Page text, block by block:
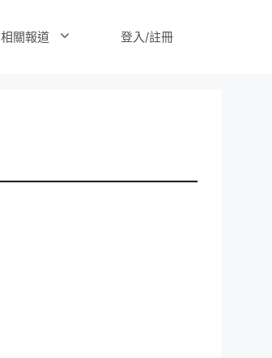
相關報道 登入/註冊